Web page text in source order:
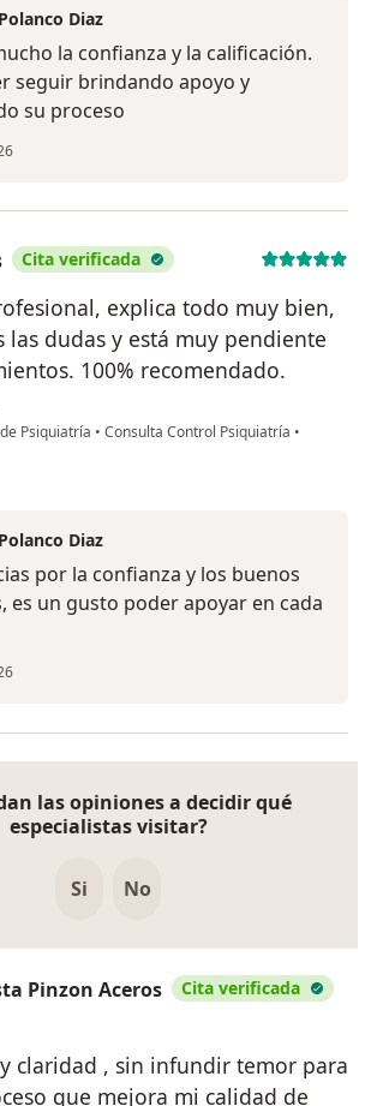
Diaz
la confianza y la calificación.
seguir brindando apoyo y
su proceso
Cita verificada
explica todo muy bien,
las dudas y está muy pendiente
100% recomendado.
Psiquiatría • Consulta Control Psiquiatría •
María Solis
Diaz
por la confianza y los buenos
es un gusto poder apoyar en cada
las opiniones a decidir qué
especialistas visitar?
Si No
Pinzon Aceros Cita verificada
claridad , sin infundir temor para
que mejora mi calidad de